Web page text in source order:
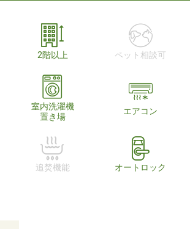
2階以上 ペット相談可
室内洗濯機
置き場
エアコン
追焚機能 オートロック